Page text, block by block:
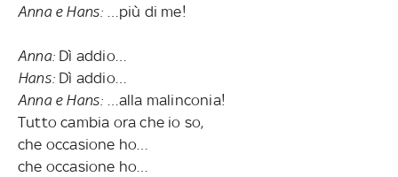
Anna e Hans: …più di me!
Anna: Dì addio…
Hans: Dì addio…
Anna e Hans: …alla malinconia!
Tutto cambia ora che io so,
che occasione ho…
che occasione ho…